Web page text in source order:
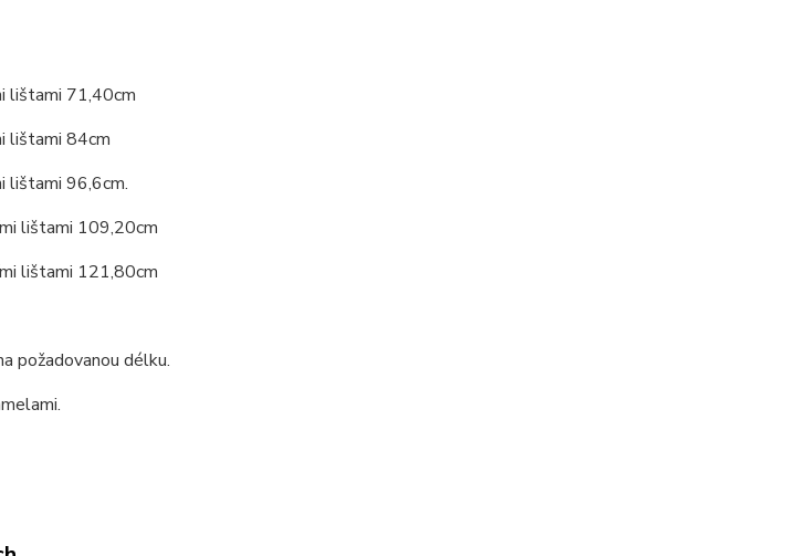
lištami 71,40cm
lištami 84cm
lištami 96,6cm.
lištami 109,20cm
lištami 121,80cm
požadovanou délku.